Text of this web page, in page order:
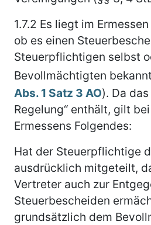
1.7.2 Es liegt im
ob es einen
Steuerpflichtigen selbst
Bevollmächtigten
Abs. 1 Satz 3 AO). Da
Regelung“ enthält, gilt
Ermessens Folgendes:
Hat der Steuerpflichtige
ausdrücklich mitgeteilt,
Vertreter auch zur
Steuerbescheiden
grundsätzlich dem